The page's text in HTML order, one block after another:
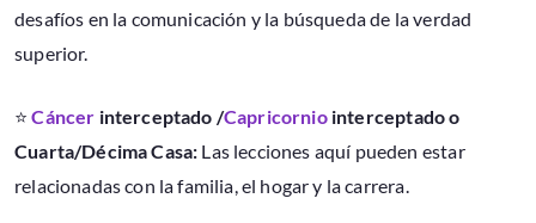
desafíos en la comunicación y la búsqueda de la verdad
superior.
⭐ Cáncer interceptado /Capricorniointerceptado o
Cuarta/Décima Casa: Las lecciones aquí pueden estar
relacionadas con la familia, el hogar y la carrera.